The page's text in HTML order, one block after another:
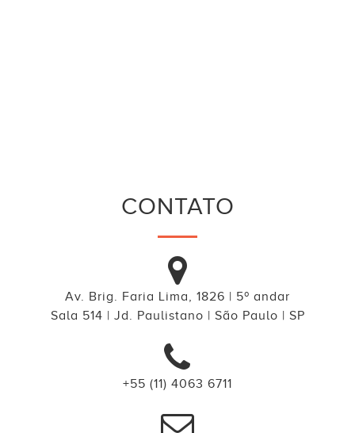
CONTATO
Av. Brig. Faria Lima, 1826 | 5º andar
Sala 514 | Jd. Paulistano | São Paulo | SP
+55 (11) 4063 6711